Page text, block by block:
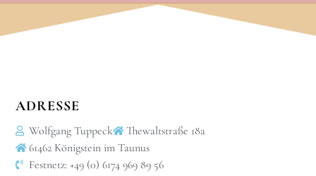
ADRESSE
Wolfgang Tuppeck
Thewaltstraße 18a
61462 Königstein im Taunus
Festnetz: +49 (0) 6174 969 89 56